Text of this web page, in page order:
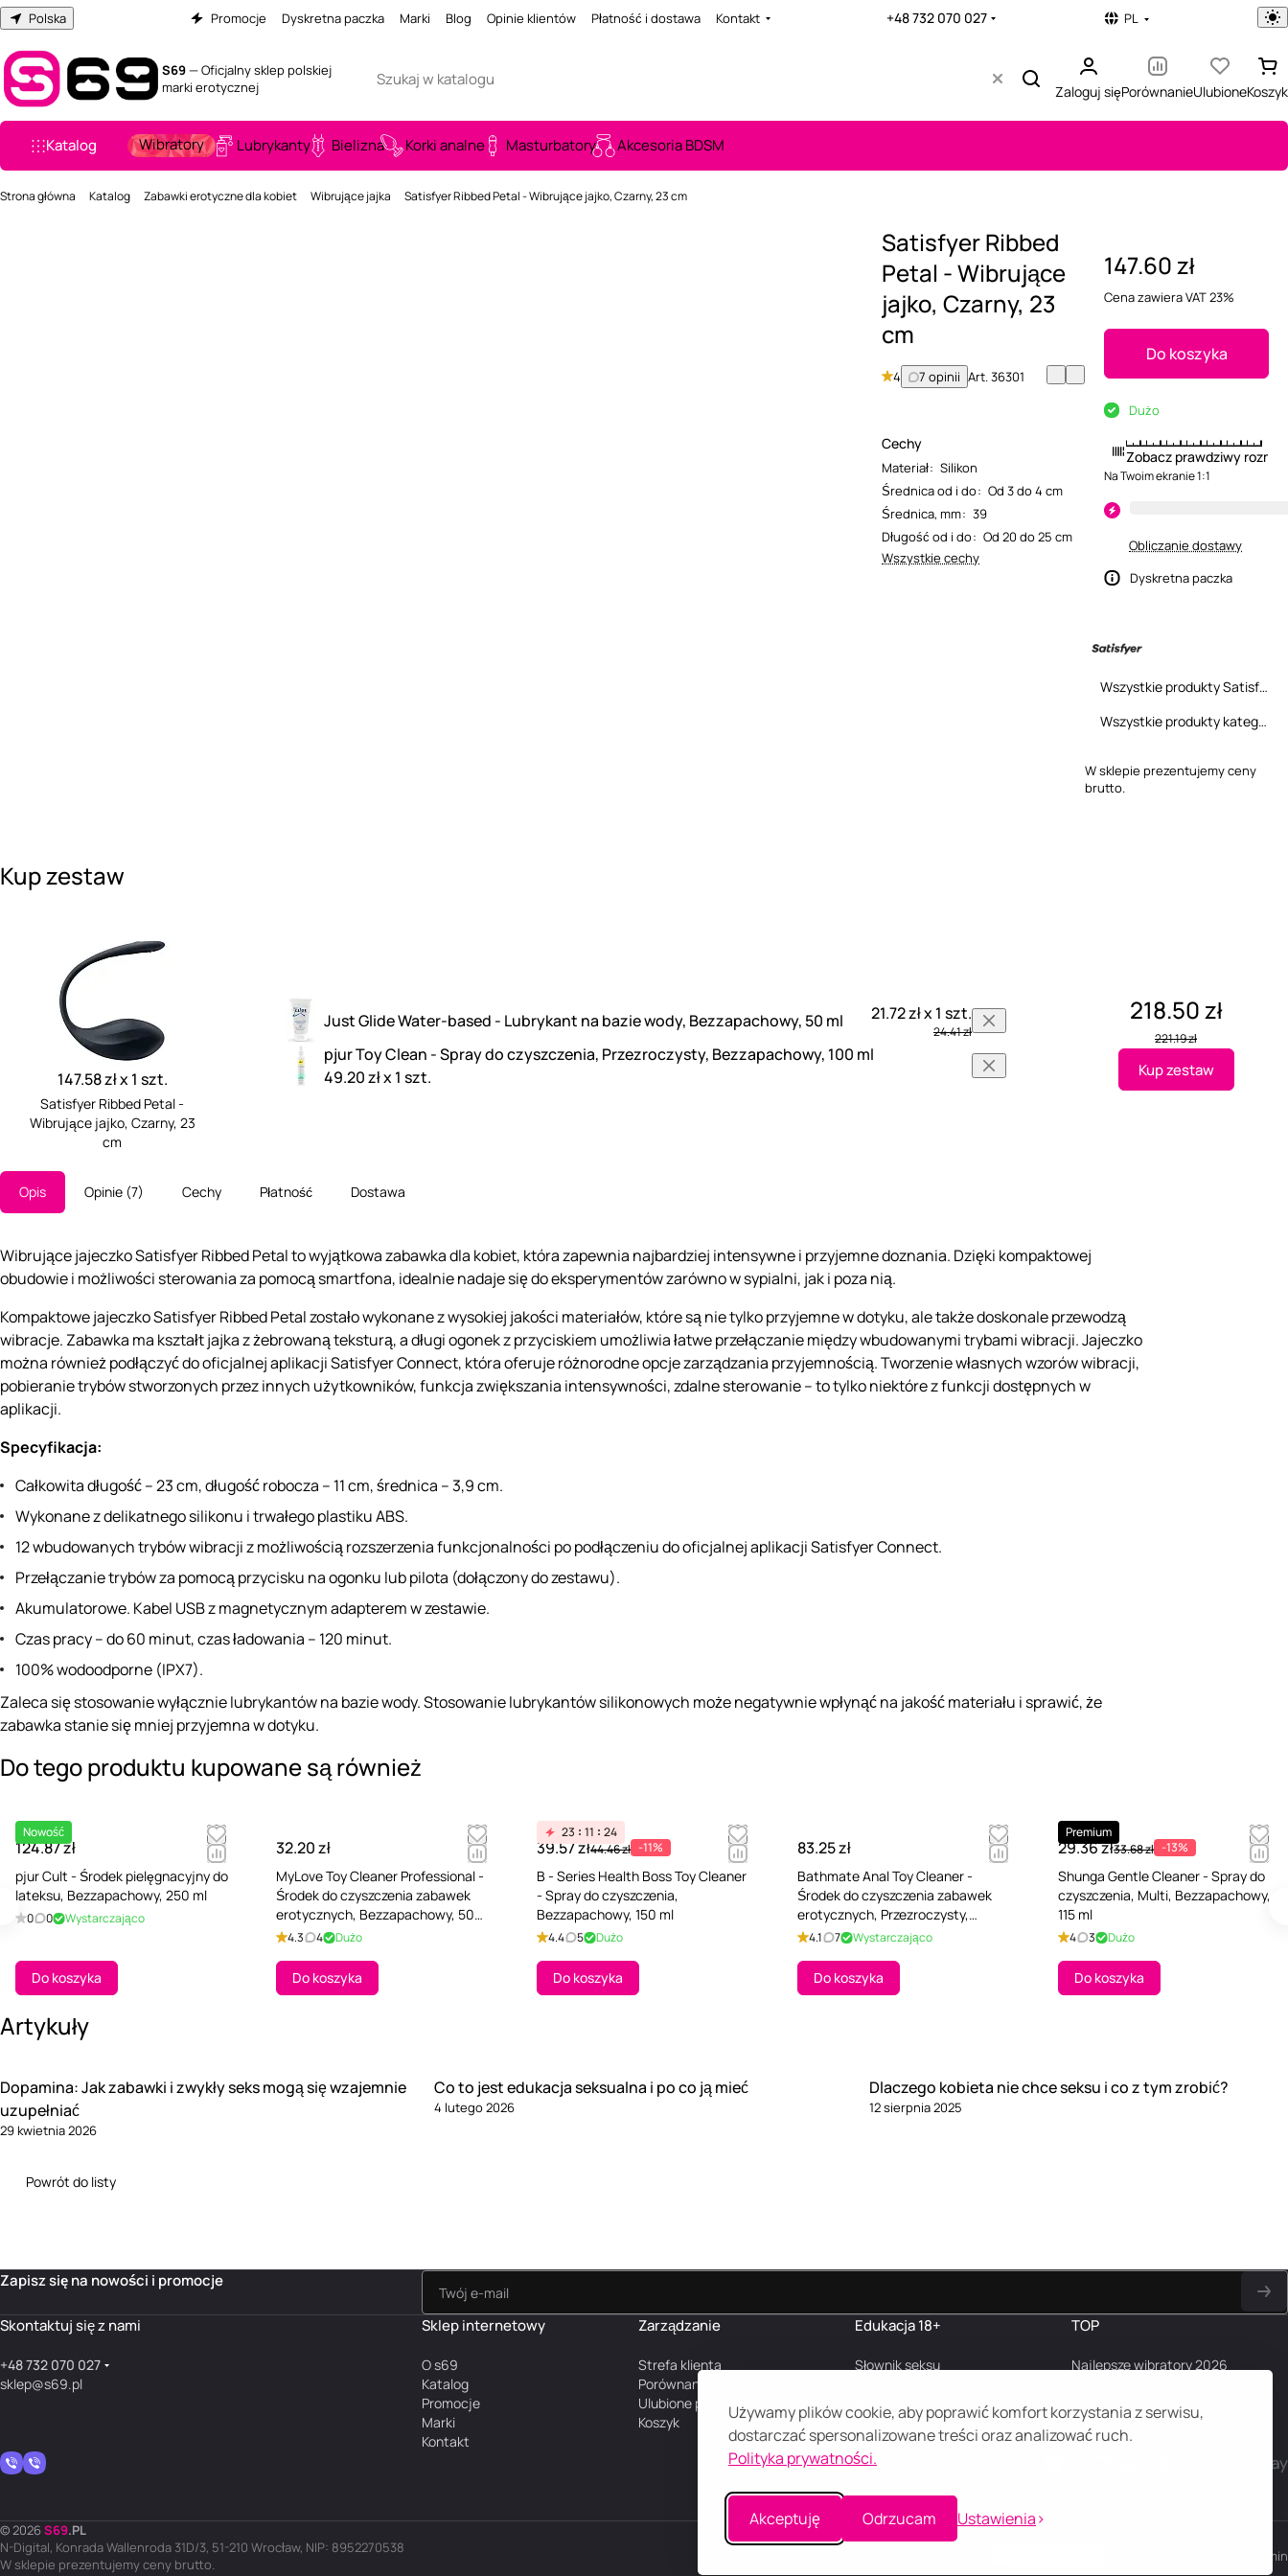
Używamy plików cookie, aby poprawić komfort korzystania z serwisu,
dostarczać spersonalizowane treści oraz analizować ruch.
Polityka prywatności.
Akceptuję Odrzucam Ustawienia
Polska Promocje Dyskretna paczka Marki Blog Opinie klientów Płatność i dostawa Kontakt +48 732 070 027 PL
S69— Oficjalny sklep polskiej
marki erotycznej
Zaloguj sięPorównanieUlubioneKoszyk
Katalog Wibratory Lubrykanty Bielizna Korki analne Masturbatory Akcesoria BDSM
Strona główna Katalog Zabawki erotyczne dla kobiet Wibrujące jajka Satisfyer Ribbed Petal - Wibrujące jajko, Czarny, 23 cm
Satisfyer Ribbed
Petal - Wibrujące
jajko, Czarny, 23
cm
4 7 opinii Art.36301
Cechy
Materiał: Silikon
Średnica od i do: Od 3 do 4 cm
Średnica, mm: 39
Długość od i do: Od 20 do 25 cm
Wszystkie cechy
147.60 zł
Cena zawiera VAT 23%
Do koszyka
Dużo
Zobacz prawdziwy
Na Twoim ekranie 1:1
Obliczanie dostawy
Dyskretna paczka
Wszystkie produkty Satisfyer
Wszystkie produkty kategorii
W sklepie prezentujemy ceny
brutto.
Kup zestaw
147.58 zł x 1 szt.
Satisfyer Ribbed Petal -
Wibrujące jajko, Czarny, 23
cm
Just Glide Water-based - Lubrykant na bazie wody, Bezzapachowy, 50 ml 21.72 zł x 1 szt.
24.41 zł
pjur Toy Clean - Spray do czyszczenia, Przezroczysty, Bezzapachowy, 100 ml
49.20 zł x 1 szt.
218.50 zł
221.19 zł
Kup zestaw
Opis Opinie 7 Cechy Płatność Dostawa
Wibrujące jajeczko Satisfyer Ribbed Petal to wyjątkowa zabawka dla kobiet, która zapewnia najbardziej intensywne i przyjemne doznania. Dzięki kompaktowej
obudowie i możliwości sterowania za pomocą smartfona, idealnie nadaje się do eksperymentów zarówno w sypialni, jak i poza nią.
Kompaktowe jajeczko Satisfyer Ribbed Petal zostało wykonane z wysokiej jakości materiałów, które są nie tylko przyjemne w dotyku, ale także doskonale przewodzą
wibracje. Zabawka ma kształt jajka z żebrowaną teksturą, a długi ogonek z przyciskiem umożliwia łatwe przełączanie między wbudowanymi trybami wibracji. Jajeczko
można również podłączyć do oficjalnej aplikacji Satisfyer Connect, która oferuje różnorodne opcje zarządzania przyjemnością. Tworzenie własnych wzorów wibracji,
pobieranie trybów stworzonych przez innych użytkowników, funkcja zwiększania intensywności, zdalne sterowanie – to tylko niektóre z funkcji dostępnych w
aplikacji.
Specyfikacja:
Całkowita długość – 23 cm, długość robocza – 11 cm, średnica – 3,9 cm.
Wykonane z delikatnego silikonu i trwałego plastiku ABS.
12 wbudowanych trybów wibracji z możliwością rozszerzenia funkcjonalności po podłączeniu do oficjalnej aplikacji Satisfyer Connect.
Przełączanie trybów za pomocą przycisku na ogonku lub pilota (dołączony do zestawu).
Akumulatorowe. Kabel USB z magnetycznym adapterem w zestawie.
Czas pracy – do 60 minut, czas ładowania – 120 minut.
100% wodoodporne (IPX7).
Zaleca się stosowanie wyłącznie lubrykantów na bazie wody. Stosowanie lubrykantów silikonowych może negatywnie wpłynąć na jakość materiału i sprawić, że
zabawka stanie się mniej przyjemna w dotyku.
Do tego produktu kupowane są również
Nowość
124.87 zł
pjur Cult - Środek pielęgnacyjny do
lateksu, Bezzapachowy, 250 ml
0 0 Wystarczająco
Do koszyka
32.20 zł
MyLove Toy Cleaner Professional -
Środek do czyszczenia zabawek
erotycznych, Bezzapachowy, 50
ml4.3 4 Dużo
Do koszyka
23 11 24
39.57 zł44.46 zł -11%
B - Series Health Boss Toy Cleaner
- Spray do czyszczenia,
Bezzapachowy, 150 ml
4.4 5 Dużo
Do koszyka
83.25 zł
Bathmate Anal Toy Cleaner -
Środek do czyszczenia zabawek
erotycznych, Przezroczysty,
Bezzapachowy, 100 ml
4.1 7 Wystarczająco
Do koszyka
Premium
29.36 zł33.68 zł -13%
Shunga Gentle Cleaner - Spray do
czyszczenia, Multi, Bezzapachowy,
115 ml
4 3 Dużo
Do koszyka
Artykuły
Dopamina: Jak zabawki i zwykły seks mogą się wzajemnie
uzupełniać
29 kwietnia 2026
Co to jest edukacja seksualna i po co ją mieć
4 lutego 2026
Dlaczego kobieta nie chce seksu i co z tym zrobić?
12 sierpnia 2025
Powrót do listy
Zapisz się na nowości i promocje
Skontaktuj się z nami
+48 732 070 027
sklep@s69.pl
Sklep internetowy
O s69
Katalog
Promocje
Marki
Kontakt
Zarządzanie
Strefa klienta
Porównanie produktów
Ulubione produkty
Koszyk
Edukacja 18+
Słownik seksu
Blog
TOP
Najlepsze wibratory 2026
© 2026 S69.PL
N-Digital, Konrada Wallenroda 31D/3, 51-210 Wrocław, NIP: 8952270538
W sklepie prezentujemy ceny brutto.
Regulamin